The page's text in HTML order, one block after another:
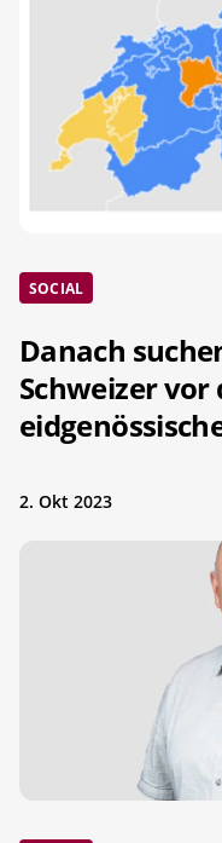
SOCIAL
Danach
Schweizer vor
2. Okt 2023